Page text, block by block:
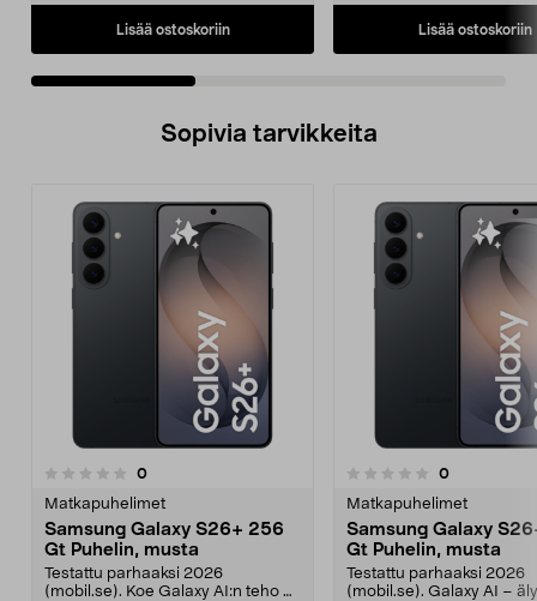
Lisää ostoskoriin Lisää ostoskoriin
Sopivia tarvikkeita
0arvostelut
Matkapuhelimet
Samsung Galaxy S26+ 256
Gt Puhelin, musta
Testattu parhaaksi 2026
(mobil.se). Koe Galaxy AI:n teho –
0.0 viidestä
0arvostelut
Matkapuhelimet
Samsung Galaxy
Gt Puhelin, musta
Testattu parhaaksi 2026
(mobil.se). Galaxy AI –